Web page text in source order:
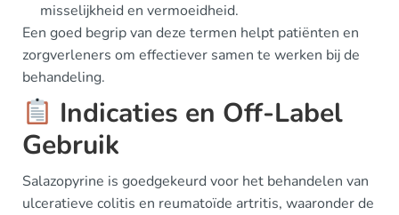
misselijkheid en vermoeidheid.
Een goed begrip van deze termen helpt patiënten en
zorgverleners om effectiever samen te werken bij de
behandeling.
Indicaties en Off-Label
Gebruik
Salazopyrine is goedgekeurd voor het behandelen van
ulceratieve colitis en reumatoïde artritis, waaronder de